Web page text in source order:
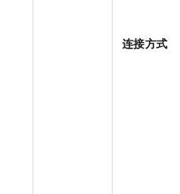
连接方式